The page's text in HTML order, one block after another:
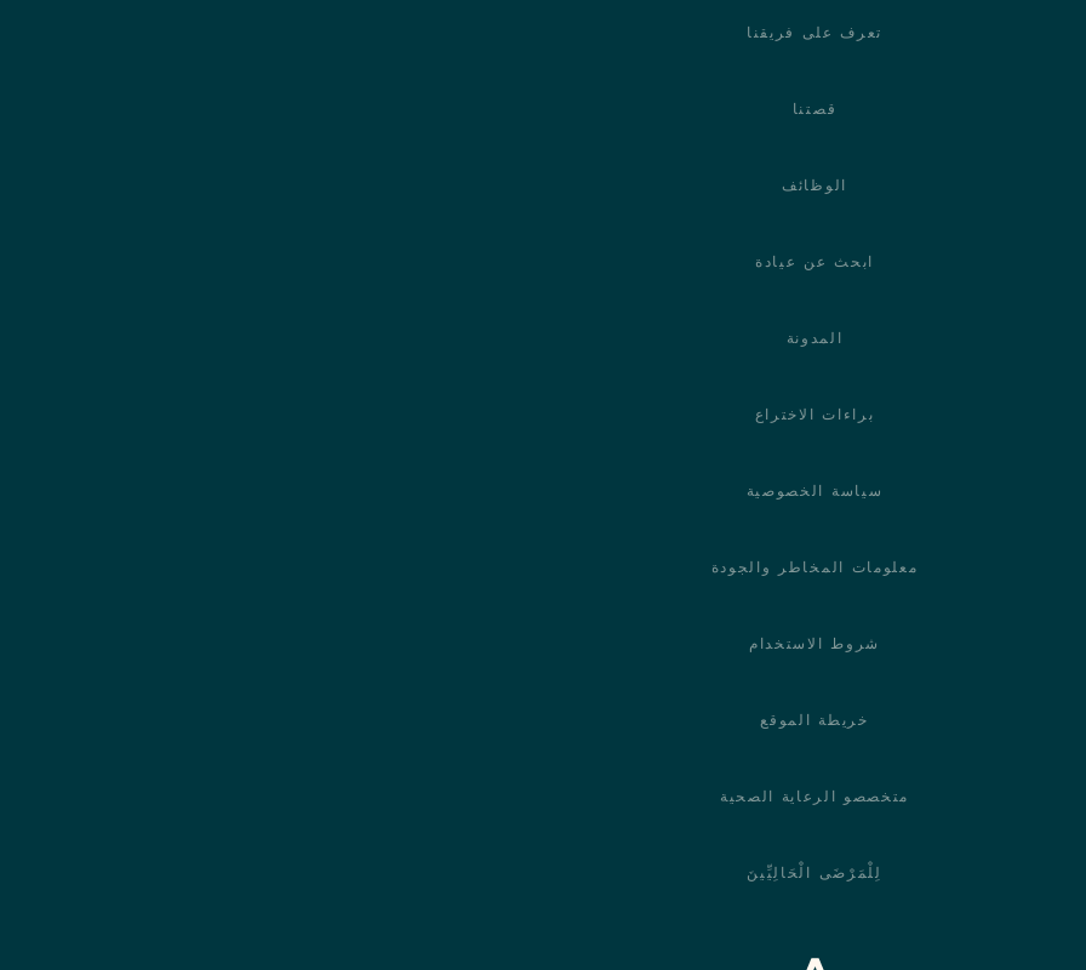
تعرف على فريقنا
قصتنا
الوظائف
ابحث عن عيادة
المدونة
براءات الاختراع
سياسة الخصوصية
معلومات المخاطر والجودة
شروط الاستخدام
خريطة الموقع
متخصصو الرعاية الصحية
لِلْمَرْضَى الْحَالِيِّينَ